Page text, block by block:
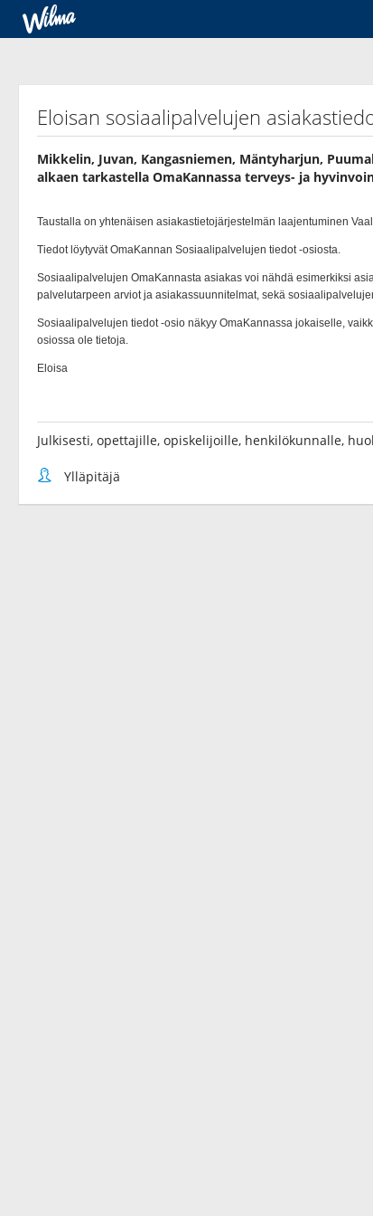
Eloisan sosiaalipalvelujen
Mikkelin, Juvan, Kangasniemen, Mäntyharjun,
alkaen tarkastella OmaKannassa terveys-​ ja
Julkisesti, opettajille, opiskelijoille, henkilökunnalle,
Ylläpitäjä